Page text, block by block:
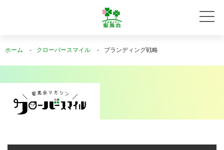
ホーム クローバースマイル ブランディング戦略